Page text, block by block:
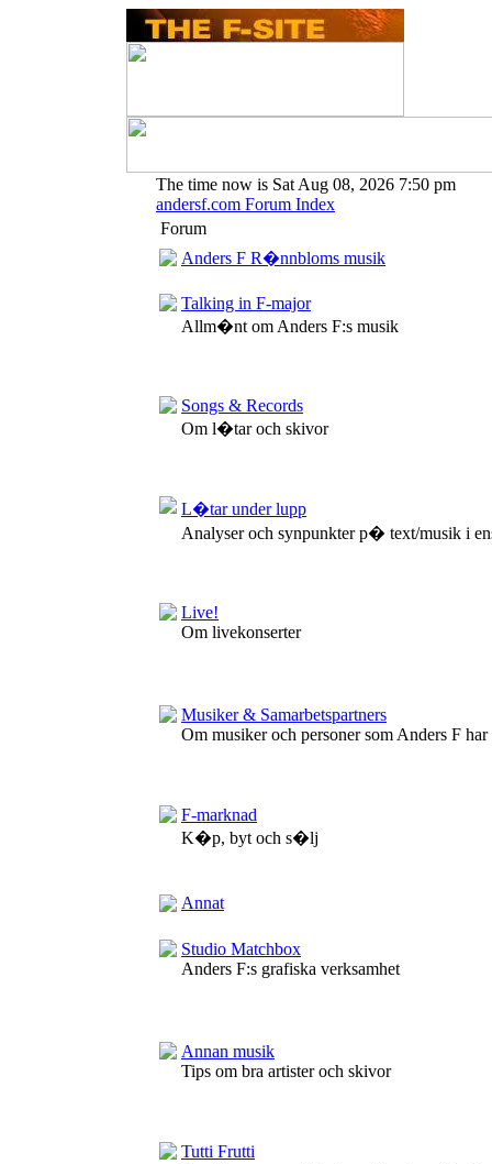
The time now is Sat Aug 08, 2026 7:50 pm
andersf.com Forum Index
Forum
Anders F R�nnbloms musik
Talking in F-major
Allm�nt om Anders F:s musik
Songs & Records
Om l�tar och skivor
L�tar under lupp
Analyser och synpunkter p� text/musik i
Live!
Om livekonserter
Musiker & Samarbetspartners
Om musiker och personer som Anders F har
F-marknad
K�p, byt och s�lj
Annat
Studio Matchbox
Anders F:s grafiska verksamhet
Annan musik
Tips om bra artister och skivor
Tutti Frutti